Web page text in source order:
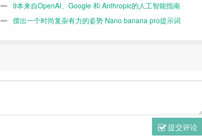
9本来自OpenAI、Google 和 Anthropic的人工智能指南
摆出一个时尚复杂有力的姿势 Nano banana pro提示词
提交评论